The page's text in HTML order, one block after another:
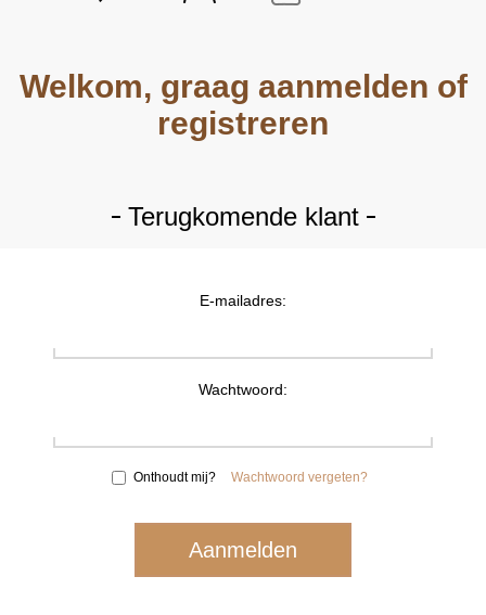
Welkom, graag aanmelden of
registreren
Terugkomende klant
E-mailadres:
Wachtwoord:
Onthoudt mij? Wachtwoord vergeten?